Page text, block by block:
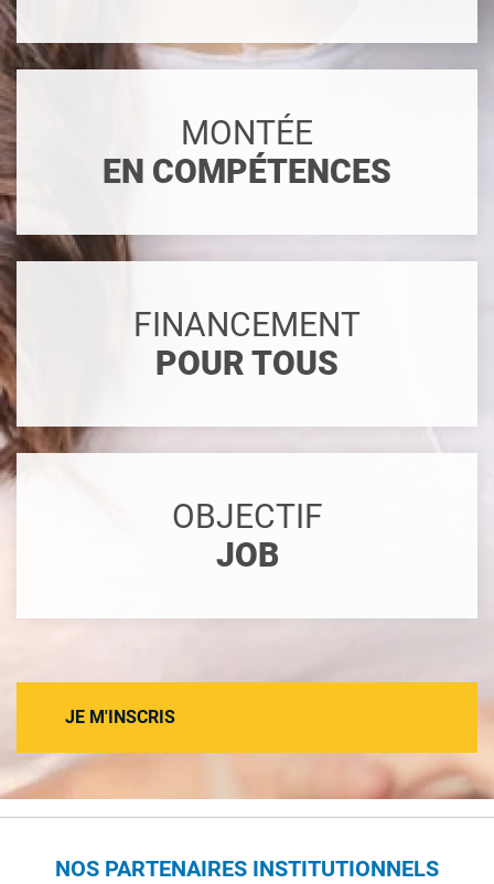
MONTÉE
EN COMPÉTENCES
FINANCEMENT
POUR TOUS
OBJECTIF
JOB
JE M'INSCRIS
NOS PARTENAIRES INSTITUTIONNELS